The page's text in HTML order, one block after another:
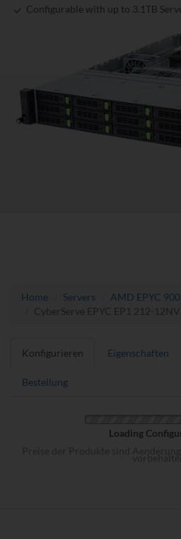
Configurable with up to 3.1TB
Home Servers
AMD EPYC
CyberServe EPYC EP1 212-
Konfigurieren Eigenschaften
Bestellung
Loading